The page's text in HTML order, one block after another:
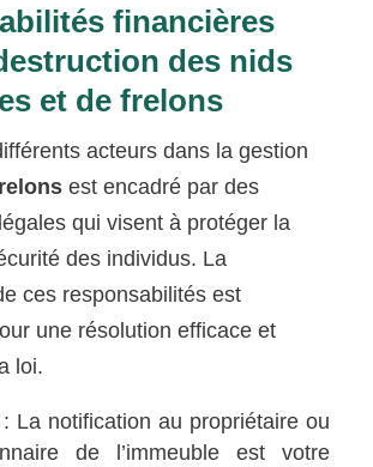
financières
des nids
et de frelons
acteurs dans la gestion
est encadré par des
qui visent à protéger la
des individus. La
ces responsabilités est
une résolution efficace et
loi.
: La notification au propriétaire ou
de l’immeuble est votre